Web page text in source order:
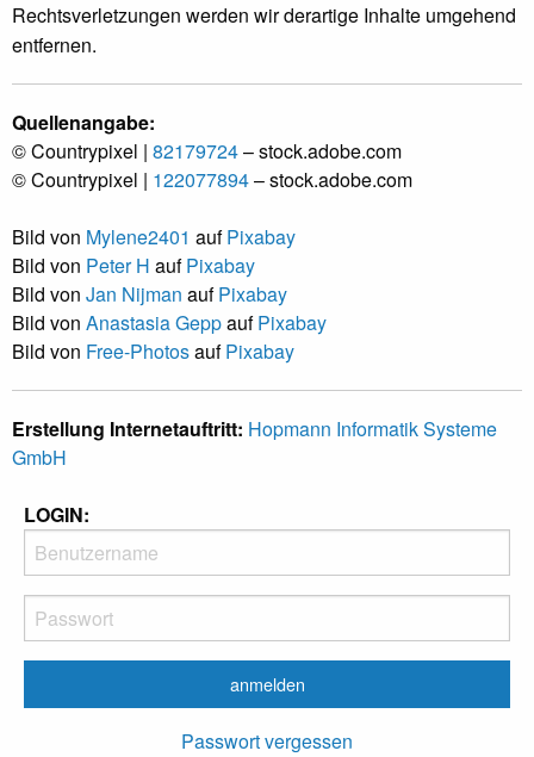
Rechtsverletzungen werden wir derartige Inhalte umgehend
entfernen.
Quellenangabe:
© Countrypixel | 82179724– stock.adobe.com
© Countrypixel | 122077894– stock.adobe.com
Bild von Mylene2401 aufPixabay
Bild von Peter H aufPixabay
Bild von Jan Nijman aufPixabay
Bild von Anastasia GeppaufPixabay
Bild von Free-PhotosaufPixabay
Erstellung Internetauftritt: Hopmann Informatik Systeme
GmbH
LOGIN:
Passwort vergessen